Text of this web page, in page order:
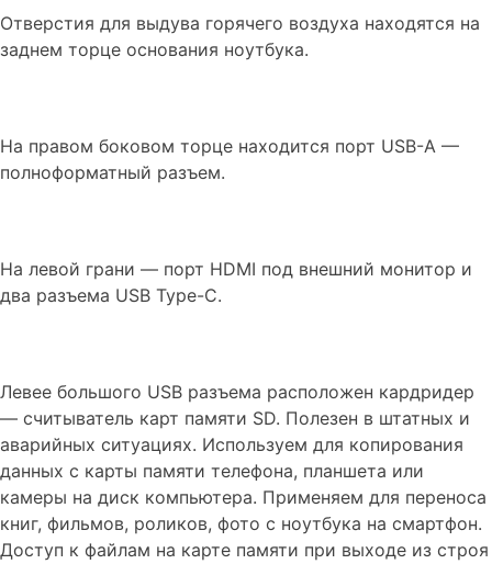
Отверстия для выдува горячего воздуха находятся на
заднем торце основания ноутбука.
На правом боковом торце находится порт USB-A —
полноформатный разъем.
На левой грани — порт HDMI под внешний монитор и
два разъема USB Type-C.
Левее большого USB разъема расположен кардридер
— считыватель карт памяти SD. Полезен в штатных и
аварийных ситуациях. Используем для копирования
данных с карты памяти телефона, планшета или
камеры на диск компьютера. Применяем для переноса
книг, фильмов, роликов, фото с ноутбука на смартфон.
Доступ к файлам на карте памяти при выходе из строя